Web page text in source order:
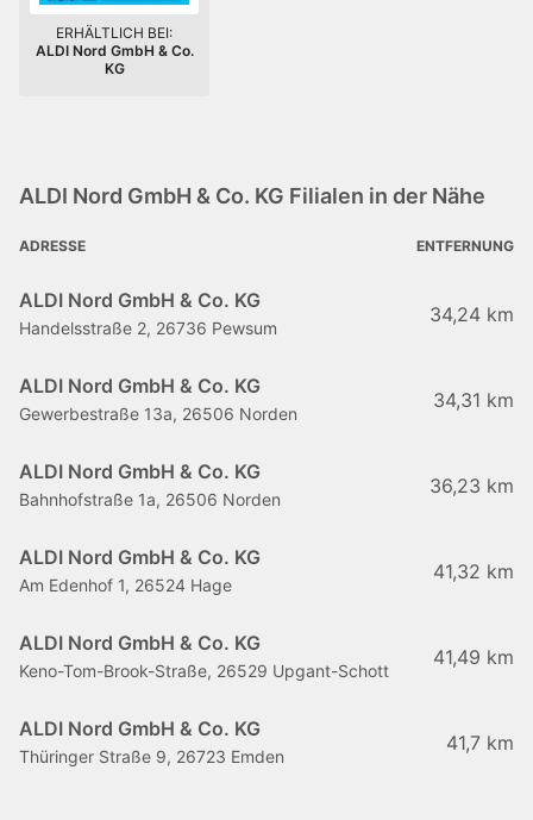
ERHÄLTLICH BEI:
ALDI Nord GmbH & Co.
KG
ALDI Nord GmbH & Co. KG Filialen in der Nähe
ADRESSE ENTFERNUNG
ALDI Nord GmbH & Co. KG
Handelsstraße 2, 26736 Pewsum
34,24 km
ALDI Nord GmbH & Co. KG
Gewerbestraße 13a, 26506 Norden
34,31 km
ALDI Nord GmbH & Co. KG
Bahnhofstraße 1a, 26506 Norden
36,23 km
ALDI Nord GmbH & Co. KG
Am Edenhof 1, 26524 Hage
41,32 km
ALDI Nord GmbH & Co. KG
Keno-Tom-Brook-Straße, 26529 Upgant-Schott
41,49 km
ALDI Nord GmbH & Co. KG
Thüringer Straße 9, 26723 Emden
41,7 km